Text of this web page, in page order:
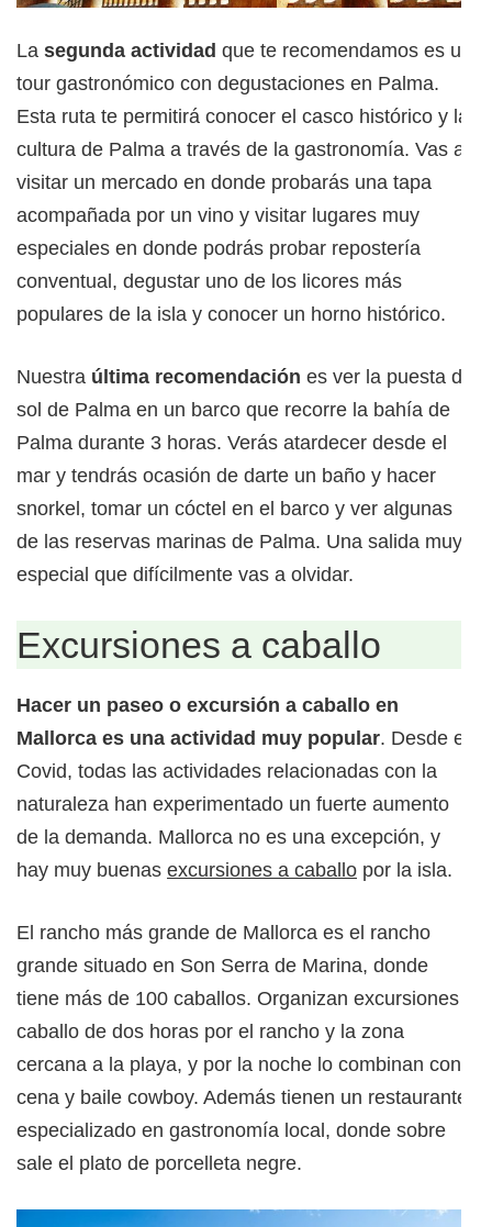
La segunda actividad que te recomendamos es un
tour gastronómico con degustaciones en Palma.
Esta ruta te permitirá conocer el casco histórico y la
cultura de Palma a través de la gastronomía. Vas a
visitar un mercado en donde probarás una tapa
acompañada por un vino y visitar lugares muy
especiales en donde podrás probar repostería
conventual, degustar uno de los licores más
populares de la isla y conocer un horno histórico.
Nuestra última recomendación es ver la puesta de
sol de Palma en un barco que recorre la bahía de
Palma durante 3 horas. Verás atardecer desde el
mar y tendrás ocasión de darte un baño y hacer
snorkel, tomar un cóctel en el barco y ver algunas
de las reservas marinas de Palma. Una salida muy
especial que difícilmente vas a olvidar.
Excursiones a caballo
Hacer un paseo o excursión a caballo en
Mallorca es una actividad muy popular. Desde el
Covid, todas las actividades relacionadas con la
naturaleza han experimentado un fuerte aumento
de la demanda. Mallorca no es una excepción, y
hay muy buenas excursiones a caballo por la isla.
El rancho más grande de Mallorca es el rancho
grande situado en Son Serra de Marina, donde
tiene más de 100 caballos. Organizan excursiones a
caballo de dos horas por el rancho y la zona
cercana a la playa, y por la noche lo combinan con
cena y baile cowboy. Además tienen un restaurante
especializado en gastronomía local, donde sobre
sale el plato de porcelleta negre.